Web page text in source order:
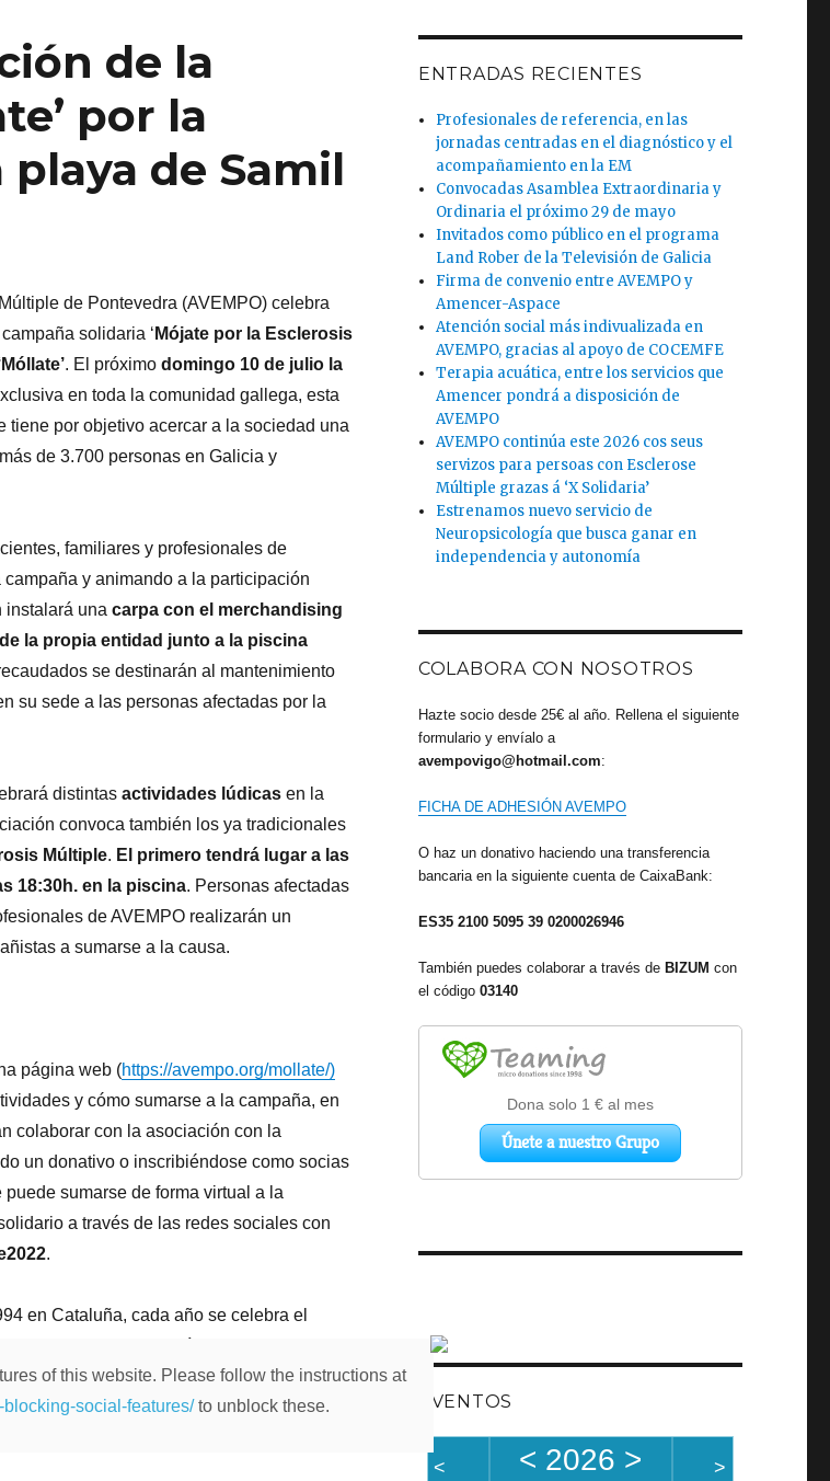
de la
por la
playa de Samil
de Pontevedra (AVEMPO) celebra
solidaria ‘ Mójate por la Esclerosis
. El próximo domingo 10 de julio la
en toda la comunidad gallega, esta
por objetivo acercar a la sociedad una
de 3.700 personas en Galicia y
familiares y profesionales de
y animando a la participación
instalará una carpa con el merchandising
la propia entidad junto a la piscina
se destinarán al mantenimiento
su sede a las personas afectadas por la
distintas actividades lúdicasen la
convoca también los ya tradicionales
Múltiple. El primero tendrá lugar a las
18:30h. en la piscina. Personas afectadas
de AVEMPO realizarán un
a sumarse a la causa.
página web (https://avempo.org/mollate/)
y cómo sumarse a la campaña, en
colaborar con la asociación con la
un donativo o inscribiéndose como socias
sumarse de forma virtual a la
a través de las redes sociales con
.
en Cataluña, cada año se celebra el
900 playas y piscinas de todo el país, en
personas y participen alrededor de
para visibilizar la Esclerosis Múltiple.
ENTRADAS RECIENTES
Profesionales de referencia, en las
jornadas centradas en el diagnóstico y el
acompañamiento en la EM
Convocadas Asamblea Extraordinaria y
Ordinaria el próximo 29 de mayo
Invitados como público en el programa
Land Rober de la Televisión de Galicia
Firma de convenio entre AVEMPO y
Amencer-Aspace
Atención social más indivualizada en
AVEMPO, gracias al apoyo de COCEMFE
Terapia acuática, entre los servicios que
Amencer pondrá a disposición de
AVEMPO
AVEMPO continúa este 2026 cos seus
servizos para persoas con Esclerose
Múltiple grazas á ‘X Solidaria’
Estrenamos nuevo servicio de
Neuropsicología que busca ganar en
independencia y autonomía
COLABORA CON NOSOTROS
Hazte socio desde 25€ al año. Rellena el siguiente
formulario y envíalo a
avempovigo@hotmail.com:
FICHA DE ADHESIÓN AVEMPO
O haz un donativo haciendo una transferencia
bancaria en la siguiente cuenta de CaixaBank:
ES35 2100 5095 39 0200026946
También puedes colaborar a través de BIZUM con
el código03140
EVENTOS
< < 2026 > >
of this website. Please follow the instructions at
blocking-social-features/to unblock these.